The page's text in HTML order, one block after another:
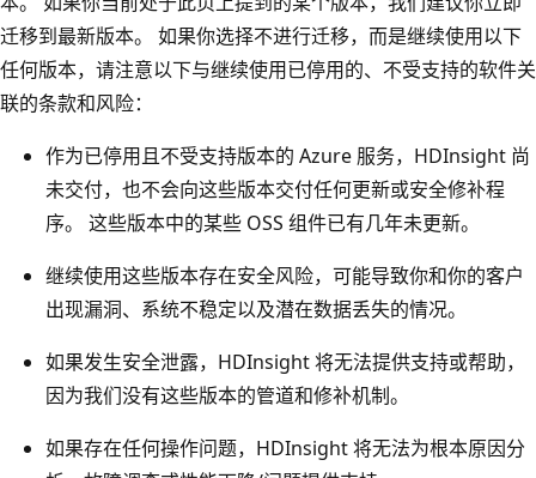
迁移到最新版本。 如果你选择不进行迁移，而是继续使用以下
任何版本，请注意以下与继续使用已停用的、不受支持的软件关
联的条款和风险：
作为已停用且不受支持版本的 Azure 服务，HDInsight 尚
未交付，也不会向这些版本交付任何更新或安全修补程
序。 这些版本中的某些 OSS 组件已有几年未更新。 ​
继续使用这些版本存在安全风险，可能导致你和你的客户
出现漏洞、系统不稳定以及潜在数据丢失的情况。 ​
如果发生安全泄露，HDInsight 将无法提供支持或帮助，
因为我们没有这些版本的管道和修补机制。 ​
如果存在任何操作问题，HDInsight 将无法为根本原因分